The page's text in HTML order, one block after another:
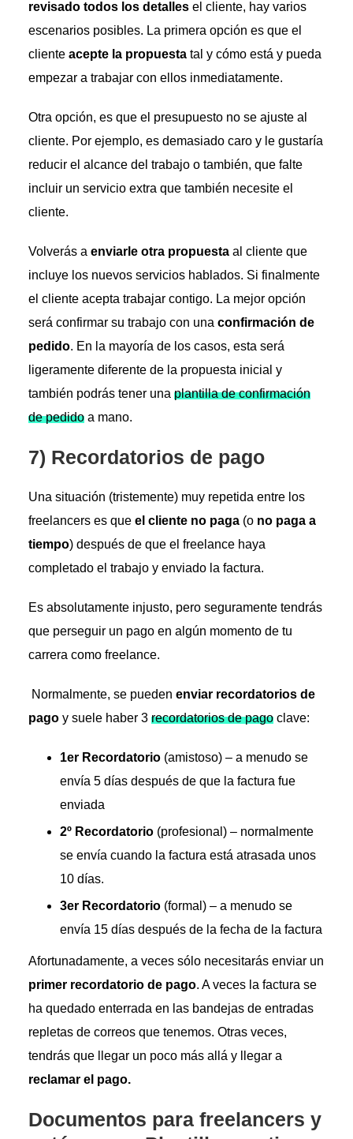
revisado todos los detallesel cliente, hay varios
escenarios posibles. La primera opción es que el
cliente acepte la propuestatal y cómo está y pueda
empezar a trabajar con ellos inmediatamente.
Otra opción, es que el presupuesto no se ajuste al
cliente. Por ejemplo, es demasiado caro y le gustaría
reducir el alcance del trabajo o también, que falte
incluir un servicio extra que también necesite el
cliente.
Volverás a enviarle otra propuestaal cliente que
incluye los nuevos servicios hablados. Si finalmente
el cliente acepta trabajar contigo. La mejor opción
será confirmar su trabajo con una confirmación de
pedido. En la mayoría de los casos, esta será
ligeramente diferente de la propuesta inicial y
también podrás tener una plantilla de confirmación
de pedidoa mano.
7) Recordatorios de pago
Una situación (tristemente) muy repetida entre los
freelancers es que el cliente no paga(o no paga a
tiempo) después de que el freelance haya
completado el trabajo y enviado la factura.
Es absolutamente injusto, pero seguramente tendrás
que perseguir un pago en algún momento de tu
carrera como freelance.
Normalmente, se pueden enviar recordatorios de
pagoy suele haber 3 recordatorios de pagoclave:
1er Recordatorio (amistoso) – a menudo se
envía 5 días después de que la factura fue
enviada
2º Recordatorio(profesional) – normalmente
se envía cuando la factura está atrasada unos
10 días.
3er Recordatorio(formal) – a menudo se
envía 15 días después de la fecha de la factura
Afortunadamente, a veces sólo necesitarás enviar un
primer recordatorio de pago. A veces la factura se
ha quedado enterrada en las bandejas de entradas
repletas de correos que tenemos. Otras veces,
tendrás que llegar un poco más allá y llegar a
reclamar el pago.
Documentos para freelancers y